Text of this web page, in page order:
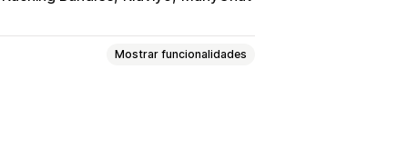
Mostrar funcionalidades